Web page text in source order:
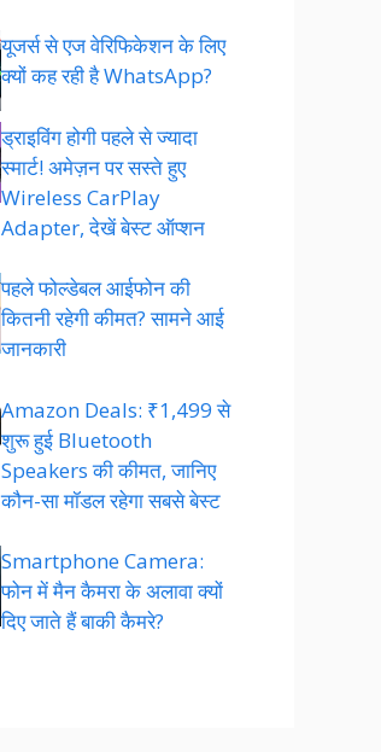
यूजर्स से एज वेरिफिकेशन के लिए
क्यों कह रही है WhatsApp?
ड्राइविंग होगी पहले से ज्यादा
स्मार्ट! अमेज़न पर सस्ते हुए
Wireless CarPlay
Adapter, देखें बेस्ट ऑप्शन
पहले फोल्डेबल आईफोन की
कितनी रहेगी कीमत? सामने आई
जानकारी
Amazon Deals: ₹1,499 से
शुरू हुई Bluetooth
Speakers की कीमत, जानिए
कौन-सा मॉडल रहेगा सबसे बेस्ट
Smartphone Camera:
फोन में मैन कैमरा के अलावा क्यों
दिए जाते हैं बाकी कैमरे?